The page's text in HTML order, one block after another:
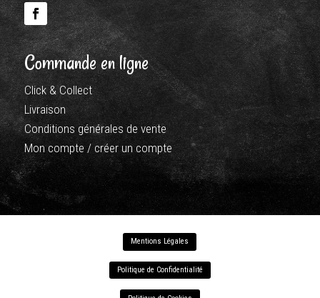
Commande en ligne
Click & Collect
Livraison
Conditions générales de vente
Mon compte / créer un compte
Mentions Légales
Politique de Confidentialité